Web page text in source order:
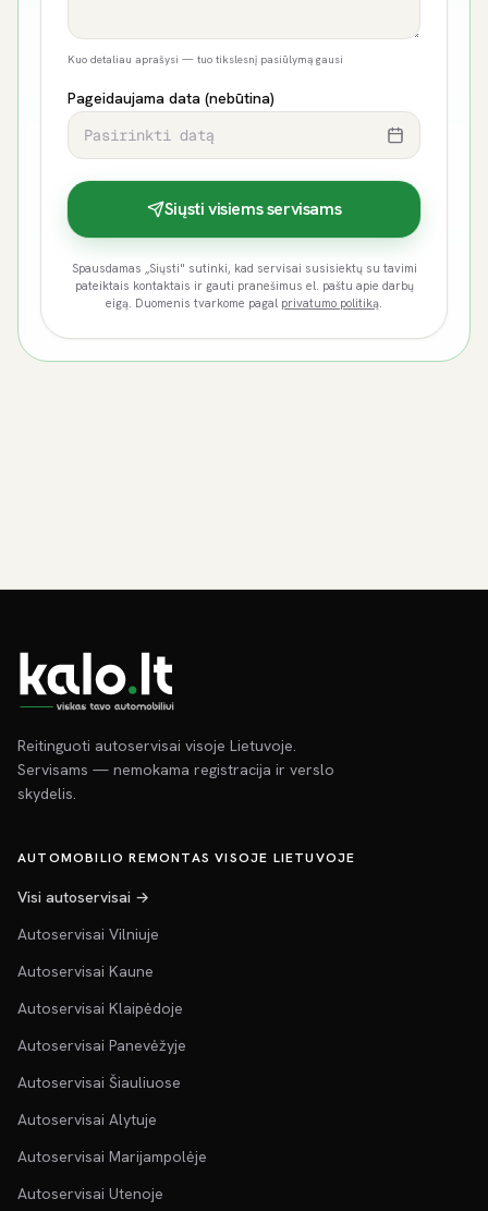
Kuo detaliau aprašysi — tuo tikslesnį pasiūlymą gausi
Pageidaujama data (nebūtina)
Pasirinkti datą
Siųsti visiems servisams
Spausdamas „Siųsti" sutinki, kad servisai susisiektų su tavimi
pateiktais kontaktais ir gauti pranešimus el. paštu apie darbų
eigą. Duomenis tvarkome pagal privatumo politiką.
Reitinguoti autoservisai visoje Lietuvoje.
Servisams — nemokama registracija ir verslo
skydelis.
AUTOMOBILIO REMONTAS VISOJE LIETUVOJE
Visi autoservisai →
Autoservisai Vilniuje
Autoservisai Kaune
Autoservisai Klaipėdoje
Autoservisai Panevėžyje
Autoservisai Šiauliuose
Autoservisai Alytuje
Autoservisai Marijampolėje
Autoservisai Utenoje